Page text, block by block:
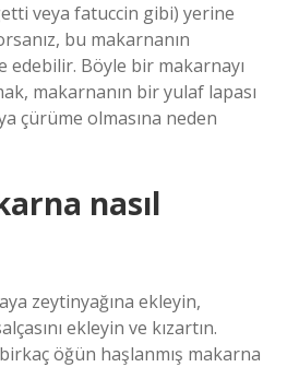
veya fatuccin gibi) yerine
bu makarnanın
edebilir. Böyle bir makarnayı
makarnanın bir yulaf lapası
çürüme olmasına neden
nasıl
zeytinyağına ekleyin,
ekleyin ve kızartın.
öğün haşlanmış makarna